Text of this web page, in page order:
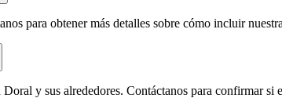
para obtener más detalles sobre cómo incluir
y sus alrededores. Contáctanos para confirmar si